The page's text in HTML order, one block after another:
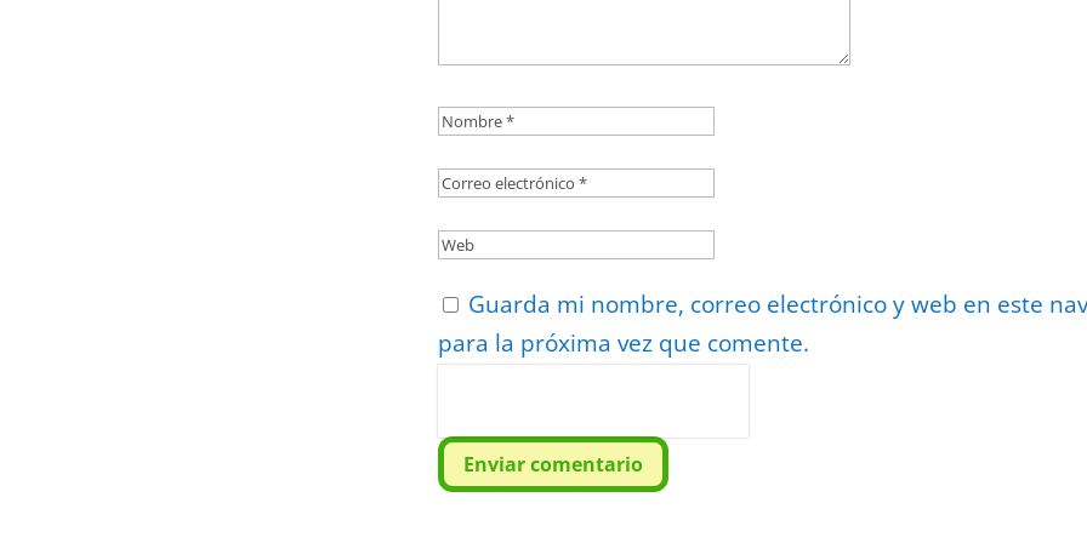
Guarda mi nombre, correo electrónico y web en este
para la próxima vez que comente.
Enviar comentario